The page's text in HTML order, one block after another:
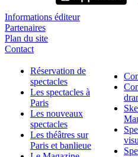
Informations éditeur
Partenaires
Plan du site
Contact
Réservation de
spectacles
Les spectacles à
Paris
Les nouveaux
spectacles
Les théâtres sur
Paris et banlieue